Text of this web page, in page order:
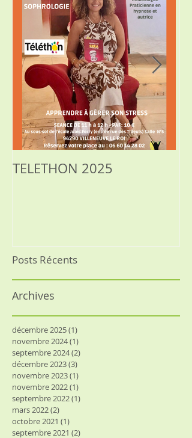
TELETHON 2025
Posts Récents
Archives
décembre 2025(1)
novembre 2024(1)
septembre 2024(2)
décembre 2023(3)
novembre 2023(1)
novembre 2022(1)
septembre 2022(1)
mars 2022(2)
octobre 2021 (1)
septembre 2021 (2)